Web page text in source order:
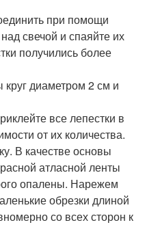
при помощи
свечой и спаяйте их
получились более
диаметром 2 см и
все лепестки в
от их количества.
В качестве основы
атласной ленты
опалены. Нарежем
обрезки длиной
со всех сторон к